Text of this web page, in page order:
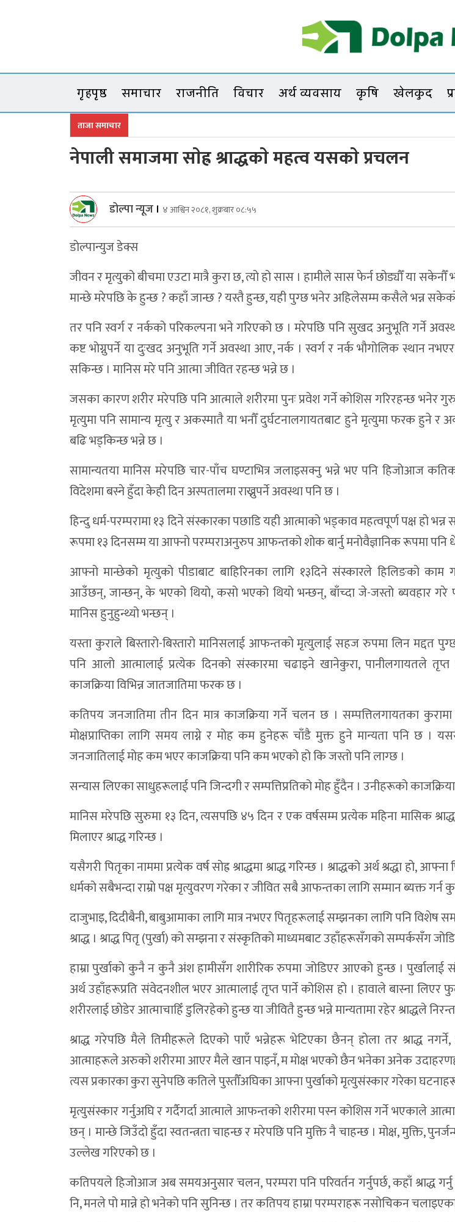
Dolpanews
गृहपृष्ठ समाचार राजनीति विचार अर्थ व्यवसाय कृषि खेलकुद
ताजा समाचार
नेपाली समाजमा साेह्र श्राद्धकाे महत्व यसकाे प्रचलन
डोल्पा न्यूज । ४ आश्विन २०८१, शुक्रबार ०८:५५
डाेल्पान्युज डेक्स
जीवन र मृत्युको बीचमा एउटा मात्रै कुरा छ, त्यो हो सास । हामीले सास फेर्न छोड्यौँ या सकेनौँ
मान्छे मरेपछि के हुन्छ ? कहाँ जान्छ ? यस्तै हुन्छ, यही पुग्छ भनेर अहिलेसम्म कसैले भन्न
तर पनि स्वर्ग र नर्कको परिकल्पना भने गरिएको छ । मरेपछि पनि सुखद अनुभूति गर्ने
कष्ट भोग्नुपर्ने या दुःखद अनुभूति गर्ने अवस्था आए, नर्क । स्वर्ग र नर्क भौगोलिक स्थान
सकिन्छ । मानिस मरे पनि आत्मा जीवित रहन्छ भन्ने छ ।
जसका कारण शरीर मरेपछि पनि आत्माले शरीरमा पुनः प्रवेश गर्ने कोशिस गरिरहन्छ भनेर
मृत्युमा पनि सामान्य मृत्यु र अकस्मातै या भनौँ दुर्घटनालगायतबाट हुने मृत्युमा फरक हुने
बढि भड्किन्छ भन्ने छ ।
सामान्यतया मानिस मरेपछि चार-पाँच घण्टाभित्र जलाइसक्नु भन्ने भए पनि हिजोआज
विदेशमा बस्ने हुँदा केही दिन अस्पतालमा राख्नुपर्ने अवस्था पनि छ ।
हिन्दु धर्म-परम्परामा १३ दिने संस्कारका पछाडि यही आत्माको भड्काव महत्वपूर्ण पक्ष हो
रूपमा १३ दिनसम्म या आफ्नो परम्पराअनुरुप आफन्तको शोक बार्नु मनोवैज्ञानिक रूपमा पनि
आफ्नो मान्छेको मृत्युको पीडाबाट बाहिरिनका लागि १३दिने संस्कारले हिलिङको
आउँछन्, जान्छन्, के भएको थियो, कसो भएको थियो भन्छन्, बाँच्दा जे-जस्तो ब्यवहार गरे
मानिस हुनुहुन्थ्यो भन्छन् ।
यस्ता कुराले बिस्तारो-बिस्तारो मानिसलाई आफन्तको मृत्युलाई सहज रुपमा लिन मद्दत
पनि आलो आत्मालाई प्रत्येक दिनको संस्कारमा चढाइने खानेकुरा, पानीलगायतले तृप्त
काजक्रिया विभिन्न जातजातिमा फरक छ ।
कतिपय जनजातिमा तीन दिन मात्र काजक्रिया गर्ने चलन छ । सम्पत्तिलगायतका
मोक्षप्राप्तिका लागि समय लाग्ने र मोह कम हुनेहरू चाँडै मुक्त हुने मान्यता पनि छ । यसरी
जनजातिलाई मोह कम भएर काजक्रिया पनि कम भएको हो कि जस्तो पनि लाग्छ ।
सन्यास लिएका साधुहरूलाई पनि जिन्दगी र सम्पत्तिप्रतिको मोह हुँदैन । उनीहरूको
मानिस मरेपछि सुरुमा १३ दिन, त्यसपछि ४५ दिन र एक वर्षसम्म प्रत्येक महिना मासिक
मिलाएर श्राद्ध गरिन्छ ।
यसैगरी पितृका नाममा प्रत्येक वर्ष सोह्र श्राद्धमा श्राद्ध गरिन्छ । श्राद्धको अर्थ श्रद्धा हो, आफ्ना
धर्मको सबैभन्दा राम्रो पक्ष मृत्युवरण गरेका र जीवित सबै आफन्तका लागि सम्मान ब्यक्त
दाजुभाइ, दिदीबैनी, बाबुआमाका लागि मात्र नभएर पितृहरूलाई सम्झनका लागि पनि विशेष
श्राद्ध । श्राद्ध पितृ (पुर्खा) को सम्झना र संस्कृतिको माध्यमबाट उहाँहरूसँगको सम्पर्कसँग
हाम्रा पुर्खाको कुनै न कुनै अंश हामीसँग शारीरिक रुपमा जोडिएर आएको हुन्छ ।
अर्थ उहाँहरूप्रति संवेदनशील भएर आत्मालाई तृप्त पार्ने कोशिस हो । हावाले बास्ना लिएर
शरीरलाई छोडेर आत्माचाहिँ डुलिरहेको हुन्छ या जीवितै हुन्छ भन्ने मान्यतामा रहेर श्राद्धले
श्राद्ध गरेपछि मैले तिमीहरूले दिएको पाएँ भन्नेहरू भेटिएका छैनन् होला तर श्राद्ध
आत्माहरूले अरुको शरीरमा आएर मैले खान पाइनँ, म मोक्ष भएको छैन भनेका अनेक
त्यस प्रकारका कुरा सुनेपछि कतिले पुस्तौँअघिका आफ्ना पुर्खाको मृत्युसंस्कार गरेका
मृत्युसंस्कार गर्नुअघि र गर्दैगर्दा आत्माले आफन्तको शरीरमा पस्न कोशिस गर्ने भएकाले
छन् । मान्छे जिउँदो हुँदा स्वतन्त्रता चाहन्छ र मरेपछि पनि मुक्ति नै चाहन्छ । मोक्ष, मुक्ति,
उल्लेख गरिएको छ ।
कतिपयले हिजोआज अब समयअनुसार चलन, परम्परा पनि परिवर्तन गर्नुपर्छ, कहाँ श्राद्ध
नि, मनले पो मान्ने हो भनेको पनि सुनिन्छ । तर कतिपय हाम्रा परम्पराहरू नसोचिकन